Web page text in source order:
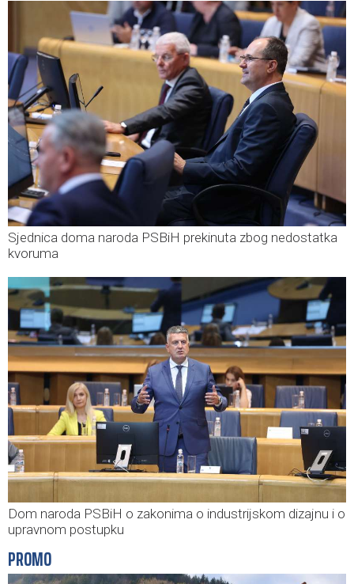
Sjednica doma naroda PSBiH prekinuta zbog nedostatka
kvoruma
Dom naroda PSBiH o zakonima o industrijskom dizajnu i o
upravnom postupku
PROMO